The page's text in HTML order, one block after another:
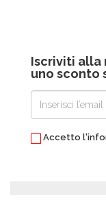
Iscriviti alla
uno sconto
Accetto